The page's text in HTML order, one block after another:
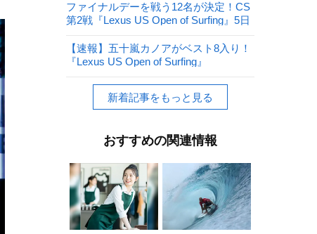
ファイナルデーを戦う12名が決定！CS
第2戦『Lexus US Open of Surfing』5日
【速報】五十嵐カノアがベスト8入り！
『Lexus US Open of Surfing』
新着記事をもっと見る
おすすめの関連情報